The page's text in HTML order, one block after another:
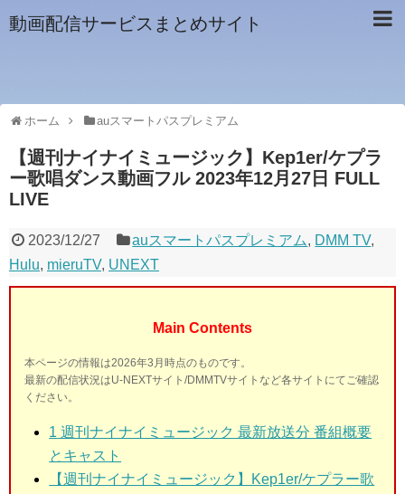
動画配信サービスまとめサイト
ホーム auスマートパスプレミアム
【週刊ナイナイミュージック】Kep1er/ケプラ
ー歌唱ダンス動画フル 2023年12月27日 FULL
LIVE
2023/12/27 auスマートパスプレミアム, DMM TV,
Hulu, mieruTV, UNEXT
Main Contents
本ページの情報は2026年3月時点のものです。
最新の配信状況はU-NEXTサイト/DMMTVサイトなど各サイトにてご確認
ください。
1 週刊ナイナイミュージック 最新放送分 番組概要
とキャスト
【週刊ナイナイミュージック】Kep1er/ケプラー歌